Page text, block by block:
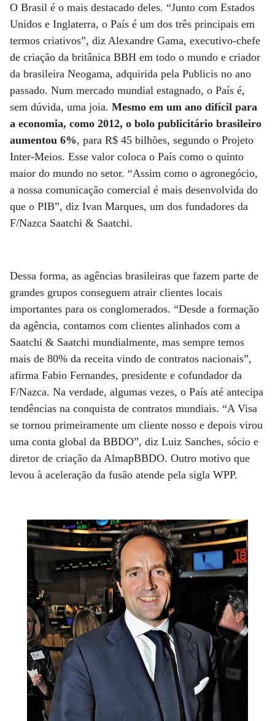
O Brasil é o mais destacado deles. “Junto com Estados
Unidos e Inglaterra, o País é um dos três principais em
termos criativos”, diz Alexandre Gama, executivo-chefe
de criação da britânica BBH em todo o mundo e criador
da brasileira Neogama, adquirida pela Publicis no ano
passado. Num mercado mundial estagnado, o País é,
sem dúvida, uma joia. Mesmo em um ano difícil para
a economia, como 2012, o bolo publicitário brasileiro
aumentou 6%, para R$ 45 bilhões, segundo o Projeto
Inter-Meios. Esse valor coloca o País como o quinto
maior do mundo no setor. “Assim como o agronegócio,
a nossa comunicação comercial é mais desenvolvida do
que o PIB”, diz Ivan Marques, um dos fundadores da
F/Nazca Saatchi & Saatchi.
Dessa forma, as agências brasileiras que fazem parte de
grandes grupos conseguem atrair clientes locais
importantes para os conglomerados. “Desde a formação
da agência, contamos com clientes alinhados com a
Saatchi & Saatchi mundialmente, mas sempre temos
mais de 80% da receita vindo de contratos nacionais”,
afirma Fabio Fernandes, presidente e cofundador da
F/Nazca. Na verdade, algumas vezes, o País até antecipa
tendências na conquista de contratos mundiais. “A Visa
se tornou primeiramente um cliente nosso e depois virou
uma conta global da BBDO”, diz Luiz Sanches, sócio e
diretor de criação da AlmapBBDO. Outro motivo que
levou à aceleração da fusão atende pela sigla WPP.